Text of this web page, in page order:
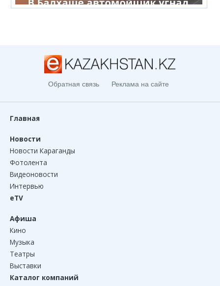
Обратная связь Реклама на сайте
Главная
Новости
Новости Караганды
Фотолента
Видеоновости
Интервью
eTV
Афиша
Кино
Музыка
Театры
Выставки
Каталог компаний